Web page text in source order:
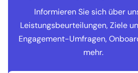
Informieren Sie sich über
Leistungsbeurteilungen, Ziele
Engagement-Umfragen,
mehr.